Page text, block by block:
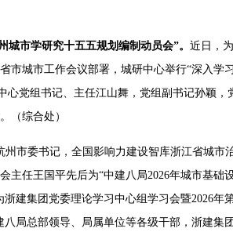
市学研究十五五规划编制动员会”。 近日，
市城市工作会议部署，城研中心举行“深入学
党组书记、主任江山舞，党组副书记孙颖，
（综合处）
州市委书记，全国影响力建设智库浙江省城市
任王国平先后为“中建八局2026年城市基础
建集团党委理论学习中心组学习会暨2026年
局总部领导、局属单位等各级干部，浙建集